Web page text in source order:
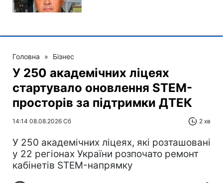
Головна » Бізнес
У 250 академічних ліцеях
стартувало оновлення STEM-
просторів за підтримки ДТЕК​‌
14:14 08.08.2026 Сб 2 хв
У 250 академічних ліцеях, які розташовані
у 22 регіонах України розпочато ремонт
кабінетів STEM-напрямку